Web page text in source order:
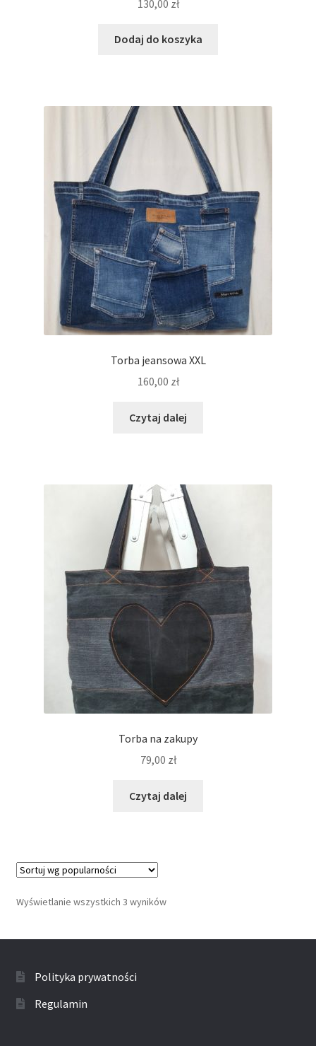
130,00 zł
Dodaj do koszyka
Torba jeansowa XXL
160,00 zł
Czytaj dalej
Torba na zakupy
79,00 zł
Czytaj dalej
Wyświetlanie wszystkich 3 wyników
Polityka prywatności
Regulamin